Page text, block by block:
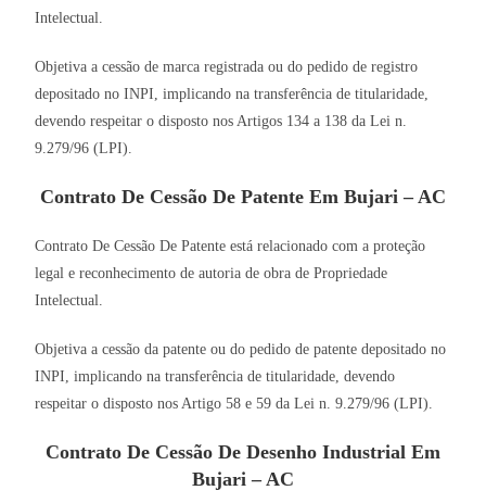
Intelectual.
Objetiva a cessão de marca registrada ou do pedido de registro
depositado no INPI, implicando na transferência de titularidade,
devendo respeitar o disposto nos Artigos 134 a 138 da Lei n.
9.279/96 (LPI).
Contrato De Cessão De Patente Em Bujari – AC
Contrato De Cessão De Patente está relacionado com a proteção
legal e reconhecimento de autoria de obra de Propriedade
Intelectual.
Objetiva a cessão da patente ou do pedido de patente depositado no
INPI, implicando na transferência de titularidade, devendo
respeitar o disposto nos Artigo 58 e 59 da Lei n. 9.279/96 (LPI).
Contrato De Cessão De Desenho Industrial Em
Bujari – AC